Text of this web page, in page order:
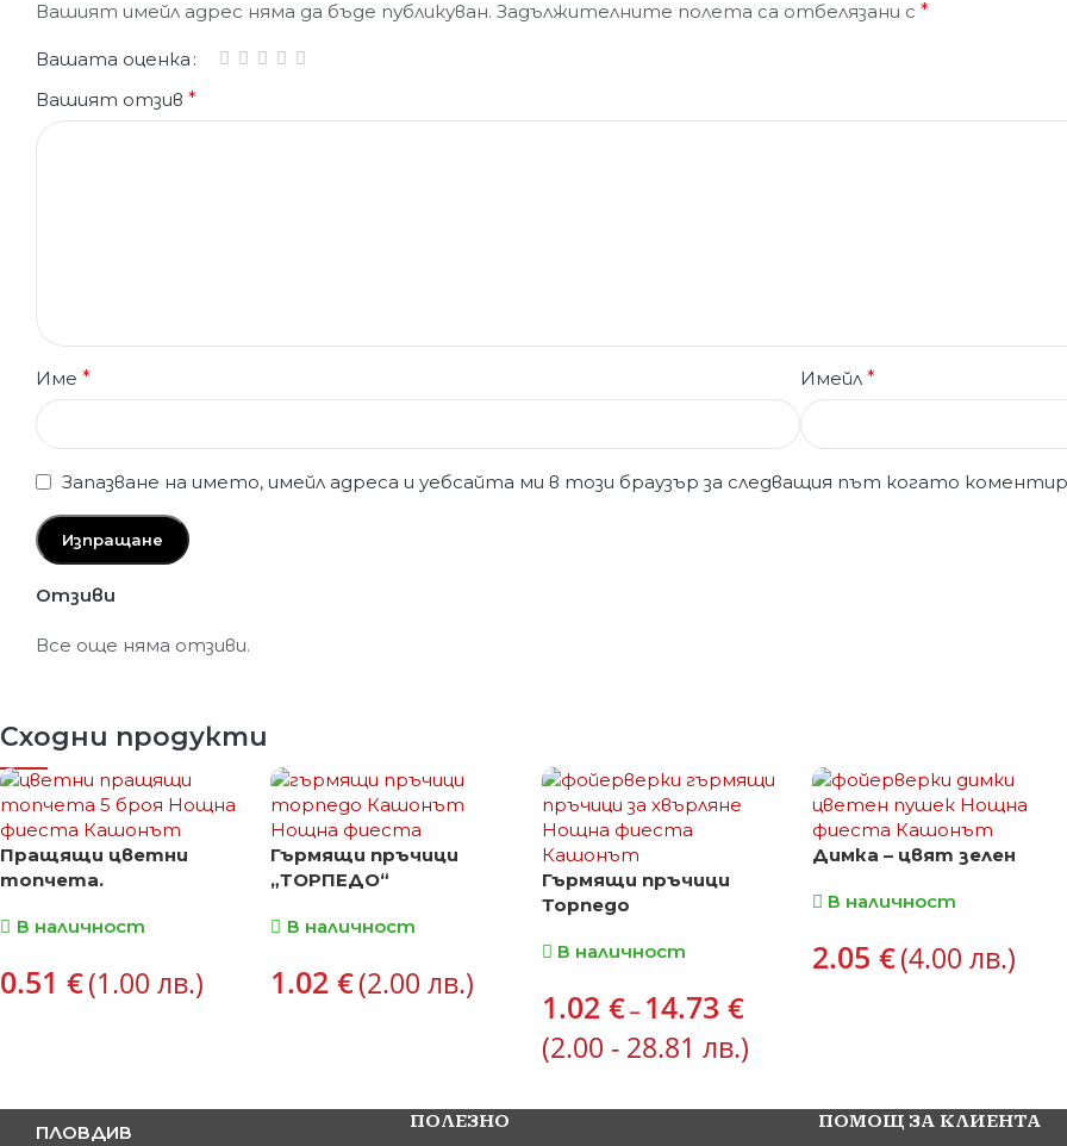
Отзиви
Все още няма отзиви.
Вашият имейл адрес няма да бъде публикуван. Задължителните полета са отбелязани с *
Вашата оценка
Вашият отзив *
Име * Имейл *
Запазване на името, имейл адреса и уебсайта ми в този браузър за следващия път когато
Сходни продукти
Пращящи цветни
топчета.
В наличност
0.51 €(1.00 лв.)
Гърмящи пръчици
„ТОРПЕДО“
В наличност
1.02€(2.00 лв.)
Гърмящи пръчици
Торпедо
В наличност
1.02 € – 14.73 €
(2.00 - 28.81 лв.)
Димка – цвят зелен
В наличност
2.05 €(4.00 лв.)
ПЛОВДИВ ПОЛЕЗНО ПОМОЩ ЗА КЛИЕНТА